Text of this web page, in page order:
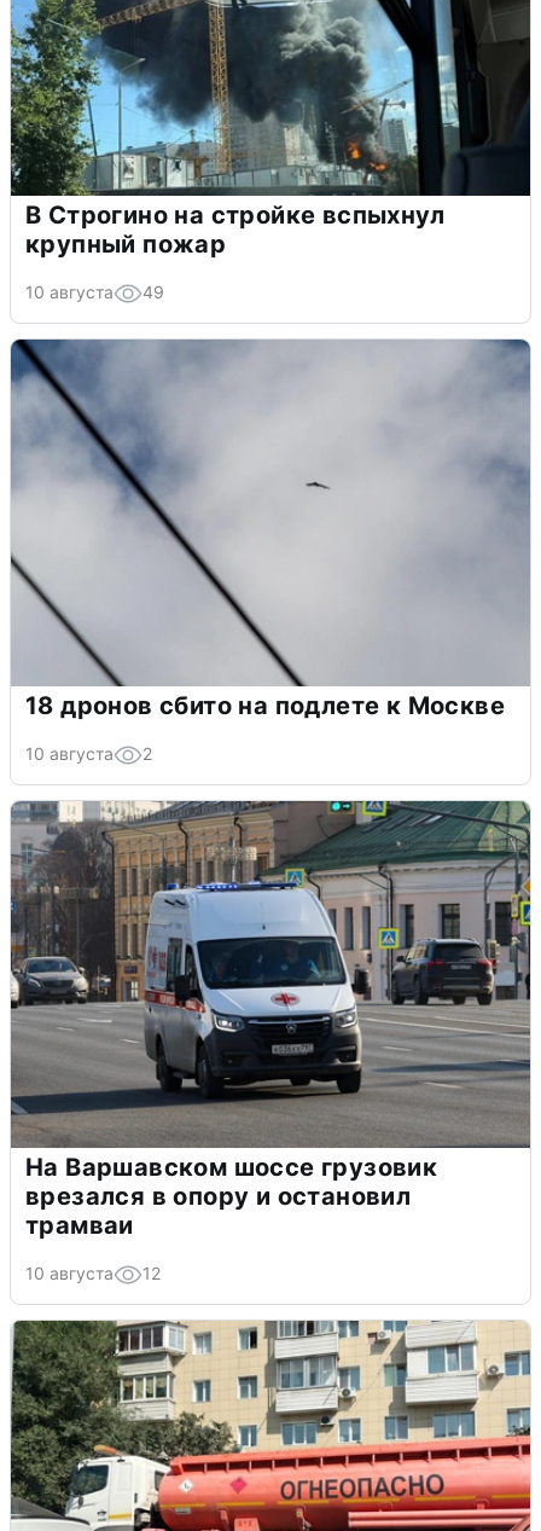
В Строгино на стройке вспыхнул
крупный пожар
10 августа 49
18 дронов сбито на подлете к Москве
10 августа 2
На Варшавском шоссе грузовик
врезался в опору и остановил
трамваи
10 августа 12